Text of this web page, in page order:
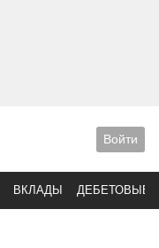
Войти
ВКЛАДЫ ДЕБЕТОВЫЕ